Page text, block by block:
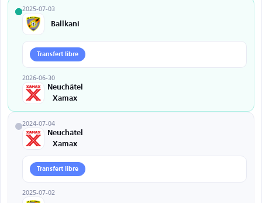
2025-07-03
Ballkani
Transfert libre
2026-06-30
Neuchâtel
Xamax
2024-07-04
Neuchâtel
Xamax
Transfert libre
2025-07-02